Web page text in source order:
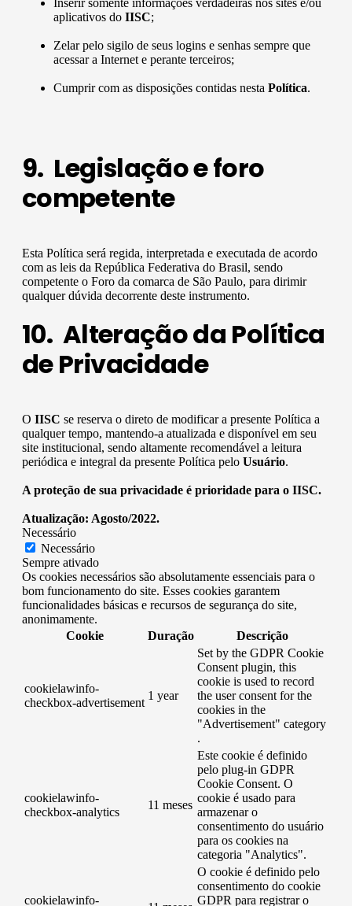
Inserir somente informações verdadeiras nos sites e/ou
aplicativos do IISC;
Zelar pelo sigilo de seus logins e senhas sempre que
acessar a Internet e perante terceiros;
Cumprir com as disposições contidas nesta Política.
9. Legislação e foro
competente
Esta Política será regida, interpretada e executada de acordo
com as leis da República Federativa do Brasil, sendo
competente o Foro da comarca de São Paulo, para dirimir
qualquer dúvida decorrente deste instrumento.
10. Alteração da Política
de Privacidade
O IISC se reserva o direto de modificar a presente Política a
qualquer tempo, mantendo-a atualizada e disponível em seu
site institucional, sendo altamente recomendável a leitura
periódica e integral da presente Política pelo Usuário.
A proteção de sua privacidade é prioridade para o IISC.
Atualização: Agosto/2022.
Necessário
Necessário
Sempre ativado
Os cookies necessários são absolutamente essenciais para o
bom funcionamento do site. Esses cookies garantem
funcionalidades básicas e recursos de segurança do site,
anonimamente.
Cookie
Duração Descrição
cookielawinfo-
checkbox-advertisement
1 year
Set by the GDPR Cookie
Consent plugin, this
cookie is used to record
the user consent for the
cookies in the
"Advertisement" category
.
cookielawinfo-
checkbox-analytics
11 meses
Este cookie é definido
pelo plug-in GDPR
Cookie Consent. O
cookie é usado para
armazenar o
consentimento do usuário
para os cookies na
categoria "Analytics".
cookielawinfo-
O cookie é definido pelo
consentimento do cookie
GDPR para registrar o